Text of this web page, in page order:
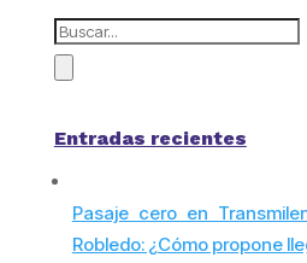
Entradas recientes
Pasaje cero en
Robledo: ¿Cómo propone